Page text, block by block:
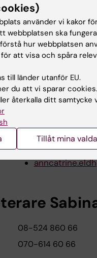
073-699 41 84
dr Ann
070-167 10 10
08-524 860 66
070-614 60 66
använder vi kakor
webbplatsen ska
hur webbplatsen
för att visa och spåra
till länder utanför EU.
du att vi sparar
återkalla ditt
Tillåt mina